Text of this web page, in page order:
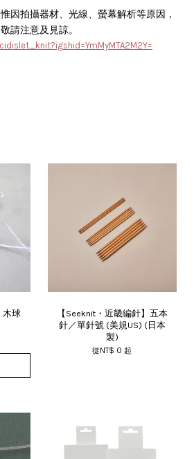
因拍攝器材、光線、螢幕解析等原因，
請注意及見諒。
木球
【Seeknit・近畿編針】五本
針／單針號 (美規US) (日本
製)
從 NT$ 0起